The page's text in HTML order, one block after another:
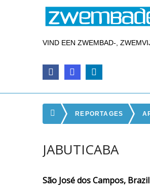
VIND EEN ZWEMBAD-,
REPORTAGES
JABUTICABA
São José dos Campos,